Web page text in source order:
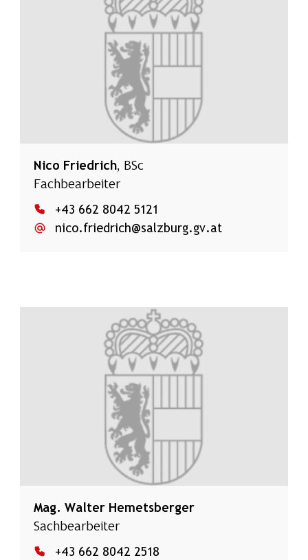
Nico Friedrich, BSc
Fachbearbeiter
+43 662 8042 5121
nico.friedrich@salzburg.gv.at
Mag. Walter Hemetsberger
Sachbearbeiter
+43 662 8042 2518